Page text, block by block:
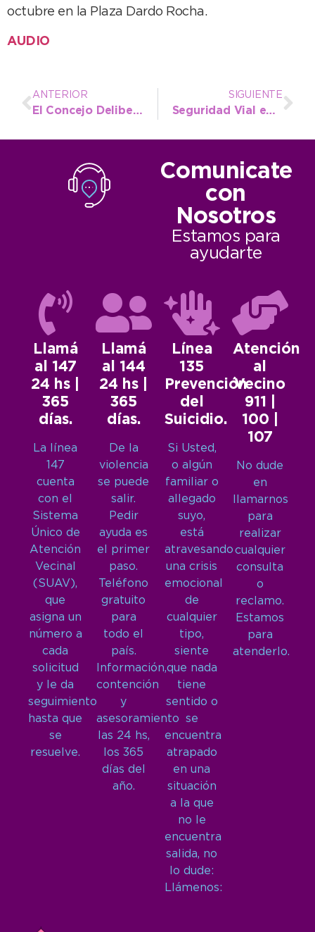
octubre en la Plaza Dardo Rocha.
AUDIO
ANTERIOR
El Concejo Deliberante recibió la instancia distrital del Parlamento Juvenil del Mercosur
SIGUIENTE
Seguridad Vial en las escuelas: Las charlas del Observatorio llegaron al Capuchinos
Comunicate
con
Nosotros
Estamos para
ayudarte
Llamá
al 147
24 hs |
365
días.
La línea
147
cuenta
con el
Sistema
Único de
Atención
Vecinal
(SUAV),
que
asigna un
número a
cada
solicitud
y le da
seguimiento
hasta que
se
resuelve.
Llamá
al 144
24 hs |
365
días.
De la
violencia
se puede
salir.
Pedir
ayuda es
el primer
paso.
Teléfono
gratuito
para
todo el
país.
Información,
contención
y
asesoramiento
las 24 hs,
los 365
días del
año.
Línea
135
Prevención
del
Suicidio.
Si Usted,
o algún
familiar o
allegado
suyo,
está
atravesando
una crisis
emocional
de
cualquier
tipo,
siente
que nada
tiene
sentido o
se
encuentra
atrapado
en una
situación
a la que
no le
encuentra
salida, no
lo dude:
Llámenos:
Atención
al
Vecino
911 |
100 |
107
No dude
en
llamarnos
para
realizar
cualquier
consulta
o
reclamo.
Estamos
para
atenderlo.